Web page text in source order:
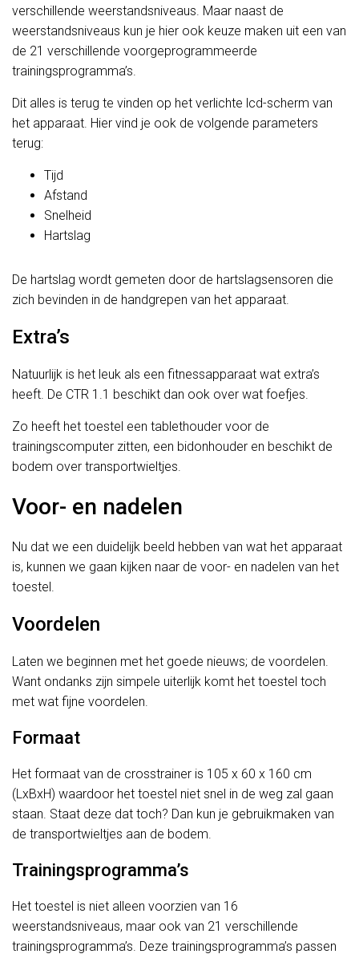
verschillende weerstandsniveaus. Maar naast de
weerstandsniveaus kun je hier ook keuze maken uit een van
de 21 verschillende voorgeprogrammeerde
trainingsprogramma’s.
Dit alles is terug te vinden op het verlichte lcd-scherm van
het apparaat. Hier vind je ook de volgende parameters
terug:
Tijd
Afstand
Snelheid
Hartslag
De hartslag wordt gemeten door de hartslagsensoren die
zich bevinden in de handgrepen van het apparaat.
Extra’s
Natuurlijk is het leuk als een fitnessapparaat wat extra’s
heeft. De CTR 1.1 beschikt dan ook over wat foefjes.
Zo heeft het toestel een tablethouder voor de
trainingscomputer zitten, een bidonhouder en beschikt de
bodem over transportwieltjes.
Voor- en nadelen
Nu dat we een duidelijk beeld hebben van wat het apparaat
is, kunnen we gaan kijken naar de voor- en nadelen van het
toestel.
Voordelen
Laten we beginnen met het goede nieuws; de voordelen.
Want ondanks zijn simpele uiterlijk komt het toestel toch
met wat fijne voordelen.
Formaat
Het formaat van de crosstrainer is 105 x 60 x 160 cm
(LxBxH) waardoor het toestel niet snel in de weg zal gaan
staan. Staat deze dat toch? Dan kun je gebruikmaken van
de transportwieltjes aan de bodem.
Trainingsprogramma’s
Het toestel is niet alleen voorzien van 16
weerstandsniveaus, maar ook van 21 verschillende
trainingsprogramma’s. Deze trainingsprogramma’s passen